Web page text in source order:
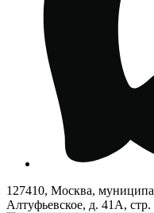
127410, Москва,
Алтуфьевское, д. 41А, стр.